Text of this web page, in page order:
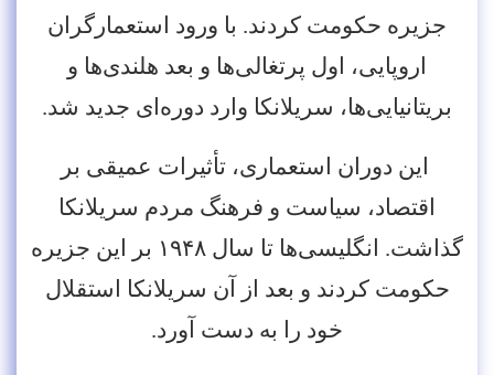
جزیره حکومت کردند. با ورود استعمارگران
اروپایی، اول پرتغالی‌ها و بعد هلندی‌ها و
بریتانیایی‌ها، سریلانکا وارد دوره‌ای جدید شد.
این دوران استعماری، تأثیرات عمیقی بر
اقتصاد، سیاست و فرهنگ مردم سریلانکا
گذاشت. انگلیسی‌ها تا سال ۱۹۴۸ بر این جزیره
حکومت کردند و بعد از آن سریلانکا استقلال
خود را به دست آورد.